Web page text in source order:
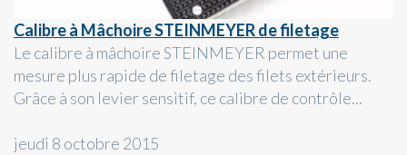
Calibre à Mâchoire STEINMEYER de filetage
Le calibre à mâchoire STEINMEYER permet une
mesure plus rapide de filetage des filets extérieurs.
Grâce à son levier sensitif, ce calibre de contrôle...
jeudi 8 octobre 2015